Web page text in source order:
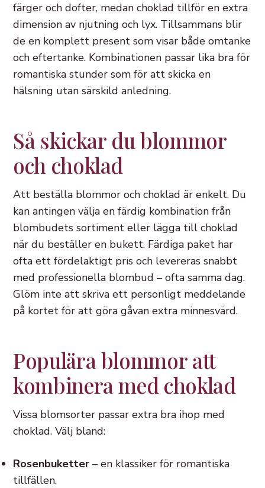
färger och dofter, medan choklad tillför en extra
dimension av njutning och lyx. Tillsammans blir
de en komplett present som visar både omtanke
och eftertanke. Kombinationen passar lika bra för
romantiska stunder som för att skicka en
hälsning utan särskild anledning.
Så skickar du blommor
och choklad
Att beställa blommor och choklad är enkelt. Du
kan antingen välja en färdig kombination från
blombudets sortiment eller lägga till choklad
när du beställer en bukett. Färdiga paket har
ofta ett fördelaktigt pris och levereras snabbt
med professionella blombud – ofta samma dag.
Glöm inte att skriva ett personligt meddelande
på kortet för att göra gåvan extra minnesvärd.
Populära blommor att
kombinera med choklad
Vissa blomsorter passar extra bra ihop med
choklad. Välj bland:
Rosenbuketter – en klassiker för romantiska
tillfällen.